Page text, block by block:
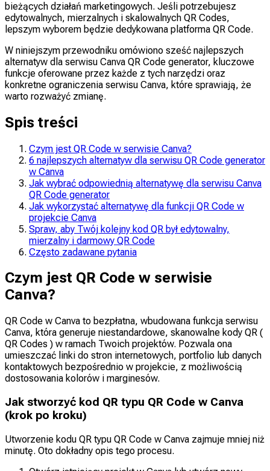
bieżących działań marketingowych. Jeśli potrzebujesz
edytowalnych, mierzalnych i skalowalnych QR Codes,
lepszym wyborem będzie dedykowana platforma QR Code.
W niniejszym przewodniku omówiono sześć najlepszych
alternatyw dla serwisu Canva QR Code generator, kluczowe
funkcje oferowane przez każde z tych narzędzi oraz
konkretne ograniczenia serwisu Canva, które sprawiają, że
warto rozważyć zmianę.
Spis treści
Czym jest QR Code w serwisie Canva?
6 najlepszych alternatyw dla serwisu QR Code generator
w Canva
Jak wybrać odpowiednią alternatywę dla serwisu Canva
QR Code generator
Jak wykorzystać alternatywę dla funkcji QR Code w
projekcie Canva
Spraw, aby Twój kolejny kod QR był edytowalny,
mierzalny i darmowy QR Code
Często zadawane pytania
Czym jest QR Code w serwisie
Canva?
QR Code w Canva to bezpłatna, wbudowana funkcja serwisu
Canva, która generuje niestandardowe, skanowalne kody QR (
QR Codes ) w ramach Twoich projektów. Pozwala ona
umieszczać linki do stron internetowych, portfolio lub danych
kontaktowych bezpośrednio w projekcie, z możliwością
dostosowania kolorów i marginesów.
Jak stworzyć kod QR typu QR Code w Canva
(krok po kroku)
Utworzenie kodu QR typu QR Code w Canva zajmuje mniej niż
minutę. Oto dokładny opis tego procesu.